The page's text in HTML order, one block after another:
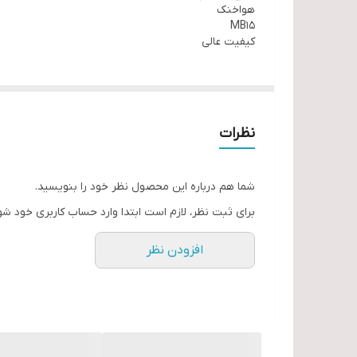
هواخنک
MB15
کیفیت عالی
نظرات
شما هم درباره این محصول نظر خود را بنویسید.
برای ثبت نظر، لازم است ابتدا وارد حساب کاربری خود
افزودن نظر